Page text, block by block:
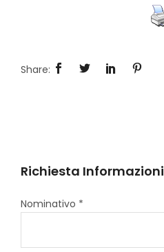
Richiesta Informazioni
Nominativo *